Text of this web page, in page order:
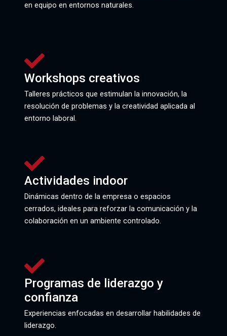
en equipo en entornos naturales.
Workshops creativos
Talleres prácticos que estimulan la innovación, la
resolución de problemas y la creatividad aplicada al
entorno laboral.
Actividades indoor
Dinámicas dentro de la empresa o espacios
cerrados, ideales para reforzar la comunicación y la
colaboración en un ambiente controlado.
Programas de liderazgo y
confianza
Experiencias enfocadas en desarrollar habilidades de
liderazgo.